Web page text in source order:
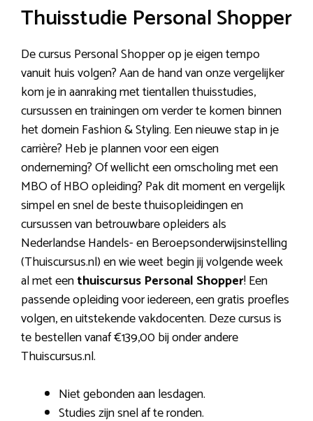
Thuisstudie Personal Shopper
De cursus Personal Shopper op je eigen tempo
vanuit huis volgen? Aan de hand van onze vergelijker
kom je in aanraking met tientallen thuisstudies,
cursussen en trainingen om verder te komen binnen
het domein Fashion & Styling. Een nieuwe stap in je
carrière? Heb je plannen voor een eigen
onderneming? Of wellicht een omscholing met een
MBO of HBO opleiding? Pak dit moment en vergelijk
simpel en snel de beste thuisopleidingen en
cursussen van betrouwbare opleiders als
Nederlandse Handels- en Beroepsonderwijsinstelling
(Thuiscursus.nl) en wie weet begin jij volgende week
al met eenthuiscursus Personal Shopper! Een
passende opleiding voor iedereen, een gratis proefles
volgen, en uitstekende vakdocenten. Deze cursus is
te bestellen vanaf €139,00 bij onder andere
Thuiscursus.nl.
Niet gebonden aan lesdagen.
Studies zijn snel af te ronden.